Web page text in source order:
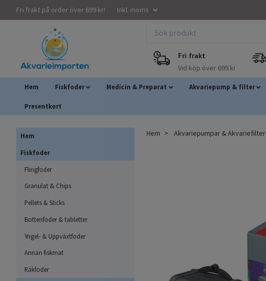
Fri frakt på order över 699 kr! Inkl. moms
Fri frakt
Vid köp över 699 kr
Hem Fiskfoder Medicin & Preparat Akvariepump & filter
Presentkort
Hem
Fiskfoder
Flingfoder
Granulat & Chips
Pellets & Sticks
Bottenfoder & tabletter
Yngel- & Uppväxtfoder
Annan fiskmat
Räkfoder
Hem Akvariepumpar & Akvariefilter